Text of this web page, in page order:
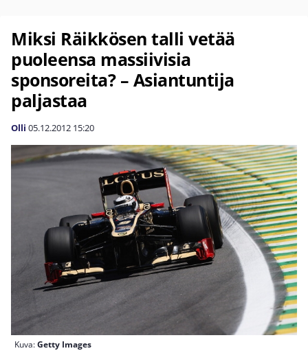
Miksi Räikkösen talli vetää
puoleensa massiivisia
sponsoreita? – Asiantuntija
paljastaa
Olli 05.12.2012 15:20
Kuva:Getty Images